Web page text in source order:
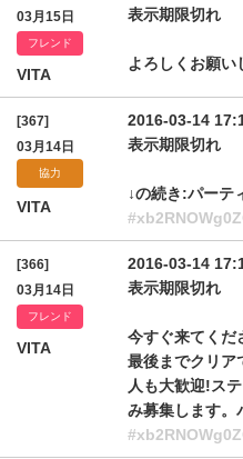
03月15日
フレンド
VITA
表示期限切れ
よろしくお願い
[367]
03月14日
協力
VITA
2016-03-14
表示期限切れ
↓の続き:パーテ
[366]
03月14日
フレンド
VITA
2016-03-14
表示期限切れ
今すぐ来てくだ
最後までクリア
人も大歓迎!ス
み募集します。